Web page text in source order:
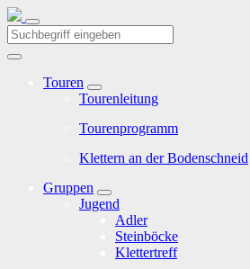
Touren
Tourenleitung
Tourenprogramm
Klettern an der Bodenschneid
Gruppen
Jugend
Adler
Steinböcke
Klettertreff